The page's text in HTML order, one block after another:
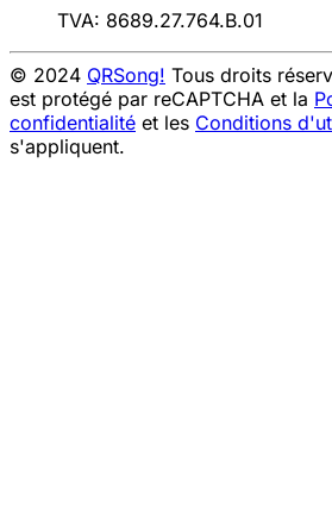
TVA: 8689.27.764.B.01
© 2024 QRSong! Tous droits
est protégé par reCAPTCHA et la
confidentialité et les Conditions
s'appliquent.